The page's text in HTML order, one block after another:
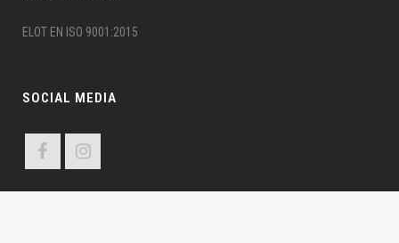
ELOT EN ISO 9001:2015
SOCIAL MEDIA